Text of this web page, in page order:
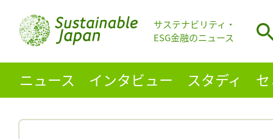
サステナビリティ・
ESG金融のニュース
ニュース インタビュー スタディ